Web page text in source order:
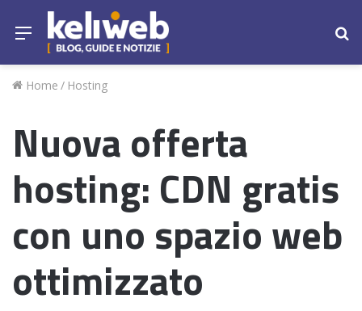
Menu
Home / Hosting
Nuova offerta
hosting: CDN gratis
con uno spazio web
ottimizzato